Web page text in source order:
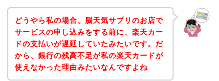
どうやら私の場合、脳天気サプリのお店で
サービスの申し込みをする前に、楽天カー
ドの支払いが遅延していたみたいです。だ
から、銀行の残高不足が私の楽天カードが
使えなかった理由みたいなんですよね